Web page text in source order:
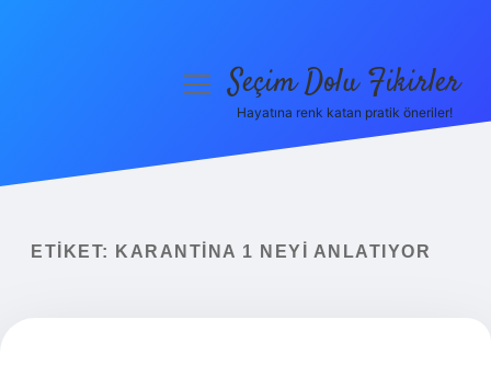
Yasal Uyarı
menüyüSeçim Dolu Fikirler
Hayatına renk katan pratik öneriler!
ETIKET: KARANTINA 1 NEYI ANLATIYOR